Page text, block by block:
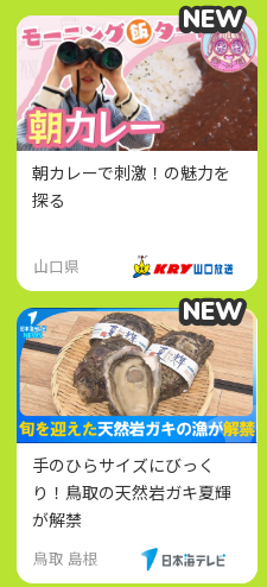
朝カレーで刺激！の魅力を
探る
山口県
NEW
NEW
手のひらサイズにびっく
り！鳥取の天然岩ガキ夏輝
が解禁
鳥取 島根
NEW
NEW